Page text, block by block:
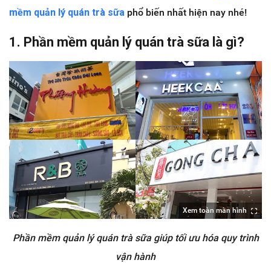
mềm quản lý quán trà sữa phổ biến nhất hiện nay nhé!
1. Phần mềm quản lý quán trà sữa là gì?
Xem toàn màn hình
Phần mềm quản lý quán trà sữa giúp tối ưu hóa quy trình
vận hành